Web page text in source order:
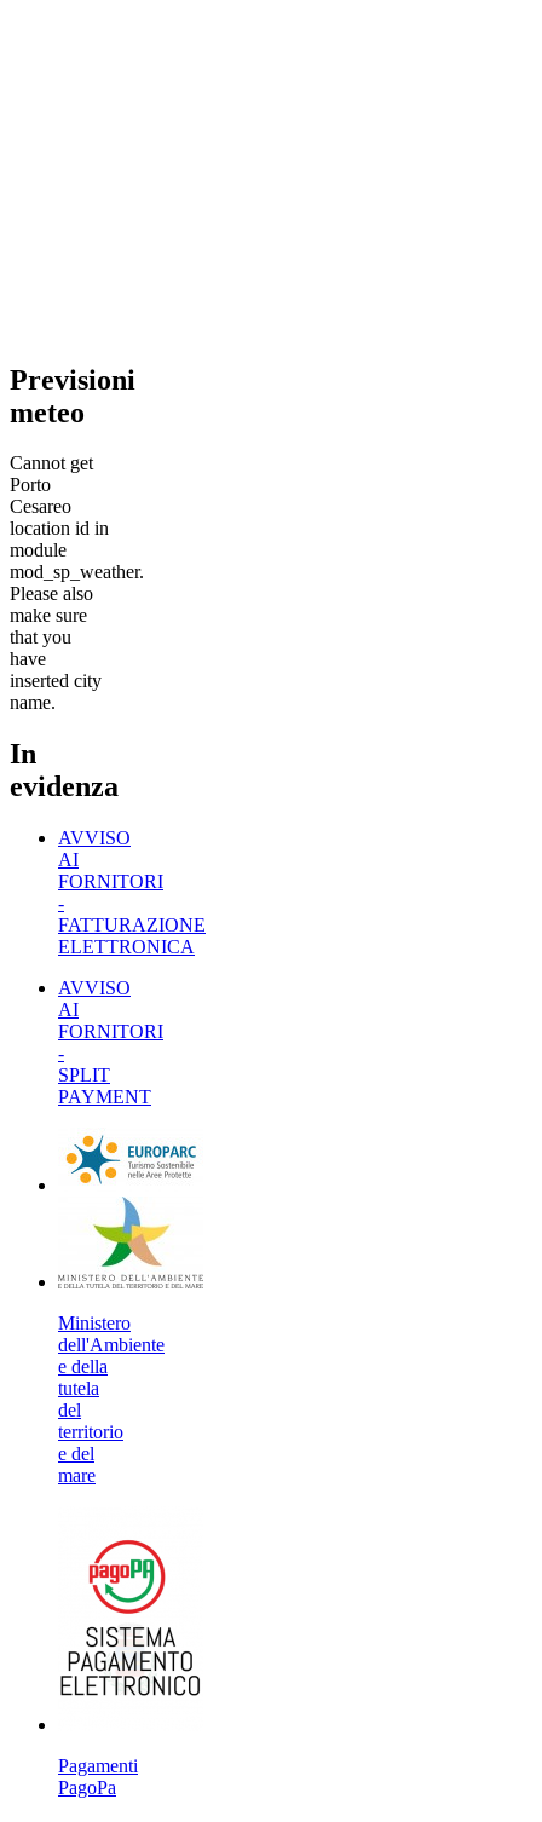
Previsioni
meteo
Cannot get
Porto
Cesareo
location id in
module
mod_sp_weather.
Please also
make sure
that you
have
inserted city
name.
In
evidenza
AVVISO
AI
FORNITORI
-
FATTURAZIONE
ELETTRONICA
AVVISO
AI
FORNITORI
-
SPLIT
PAYMENT
Ministero
dell'Ambiente
e della
tutela
del
territorio
e del
mare
Pagamenti
PagoPa